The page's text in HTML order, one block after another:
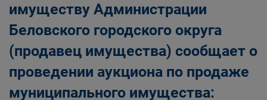
имуществу Администрации
Беловского городского округа
(продавец имущества) сообщает о
проведении аукциона по продаже
муниципального имущества: